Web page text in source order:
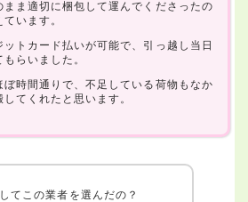
まま適切に梱包して運んでくださったの
います。
トカード払いが可能で、引っ越し当日
らいました。
時間通りで、不足している荷物もなか
てくれたと思います。
てこの業者を選んだの？